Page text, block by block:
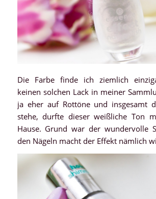
Die Farbe finde ich ziemlich
keinen solchen Lack in meiner
ja eher auf Rottöne und insgesamt
stehe, durfte dieser weißliche Ton
Hause. Grund war der wundervolle
den Nägeln macht der Effekt nämlich